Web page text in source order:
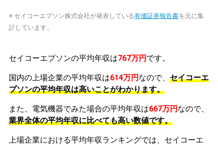
※ セイコーエプソン株式会社が発表している有価証券報告書を元に集
計しています。
セイコーエプソンの平均年収は767万円 です。
国内の上場企業の平均年収は614万円 なので、 セイコーエ
プソンの平均年収は高いことがわかります。
また、電気機器でみた場合の平均年収は667万円 なので、
業界全体の平均年収に比べても高い数値です。
上場企業における平均年収ランキングでは、セイコーエ